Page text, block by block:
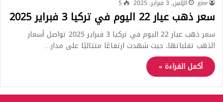
gine الإثنين, 3 فبراير, 2025 5
سعر ذهب عيار 22 اليوم في تركيا 3 فبراير 2025
سعر ذهب عيار 22 اليوم في تركيا 3 فبراير 2025 تواصل أسعار
الذهب تقلباتها، حيث شهدت ارتفاعًا متتاليًا على مدار…
أكمل القراءة »